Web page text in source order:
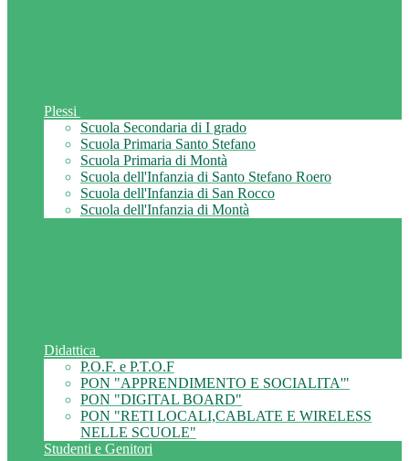
Plessi
Scuola Secondaria di I grado
Scuola Primaria Santo Stefano
Scuola Primaria di Montà
Scuola dell'Infanzia di Santo Stefano Roero
Scuola dell'Infanzia di San Rocco
Scuola dell'Infanzia di Montà
Didattica
P.O.F. e P.T.O.F
PON "APPRENDIMENTO E SOCIALITA'"
PON "DIGITAL BOARD"
PON "RETI LOCALI,CABLATE E WIRELESS
NELLE SCUOLE"
Studenti e Genitori